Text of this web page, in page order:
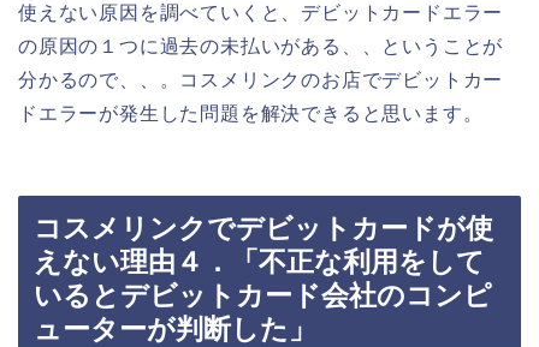
使えない原因を調べていくと、デビットカードエラー
の原因の１つに過去の未払いがある、、ということが
分かるので、、。コスメリンクのお店でデビットカー
ドエラーが発生した問題を解決できると思います。
コスメリンクでデビットカードが使
えない理由４．「不正な利用をして
いるとデビットカード会社のコンピ
ューターが判断した」